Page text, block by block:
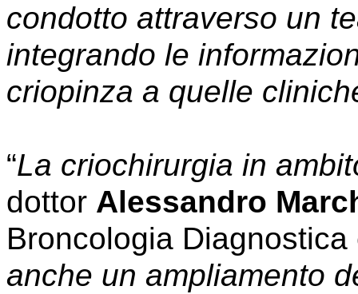
condotto attraverso un
integrando le
criopinza a quelle
“La criochirurgia in
dottor Alessandro
Broncologia
anche un ampliamento